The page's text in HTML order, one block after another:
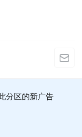
分区的新广告